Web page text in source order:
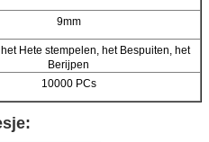
9mm
Hete stempelen, het Bespuiten, het
Berijpen
10000 PCs